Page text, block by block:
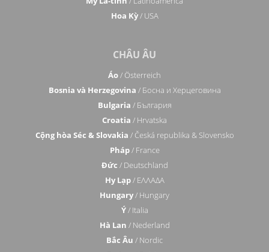
Hoa Kỳ/ USA
CHÂU ÂU
Áo/ Österreich
Bosnia và Herzegovina / Босна и Херцеговина
Bulgaria / България
Croatia / Hrvatska
Cộng hòa Séc & Slovakia / Česká republika & Slovensko
Pháp/ France
Đức / Deutschland
Hy Lạp/ ΕΛΛΑΔΑ
Hungary/ Hungary
Ý/ Italia
Hà Lan / Nederland
Bắc Âu / Nordic